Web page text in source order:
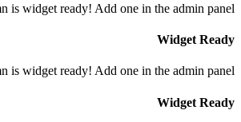
is widget ready! Add one in the admin panel.
Widget Ready
is widget ready! Add one in the admin panel.
Widget Ready